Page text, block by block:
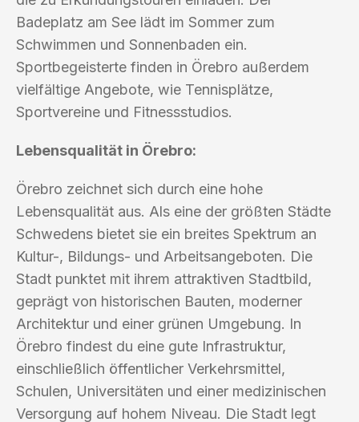
Badeplatz am See lädt im Sommer zum
Schwimmen und Sonnenbaden ein.
Sportbegeisterte finden in Örebro außerdem
vielfältige Angebote, wie Tennisplätze,
Sportvereine und Fitnessstudios.
Lebensqualität in Örebro:
Örebro zeichnet sich durch eine hohe
Lebensqualität aus. Als eine der größten Städte
Schwedens bietet sie ein breites Spektrum an
Kultur-, Bildungs- und Arbeitsangeboten. Die
Stadt punktet mit ihrem attraktiven Stadtbild,
geprägt von historischen Bauten, moderner
Architektur und einer grünen Umgebung. In
Örebro findest du eine gute Infrastruktur,
einschließlich öffentlicher Verkehrsmittel,
Schulen, Universitäten und einer medizinischen
Versorgung auf hohem Niveau. Die Stadt legt